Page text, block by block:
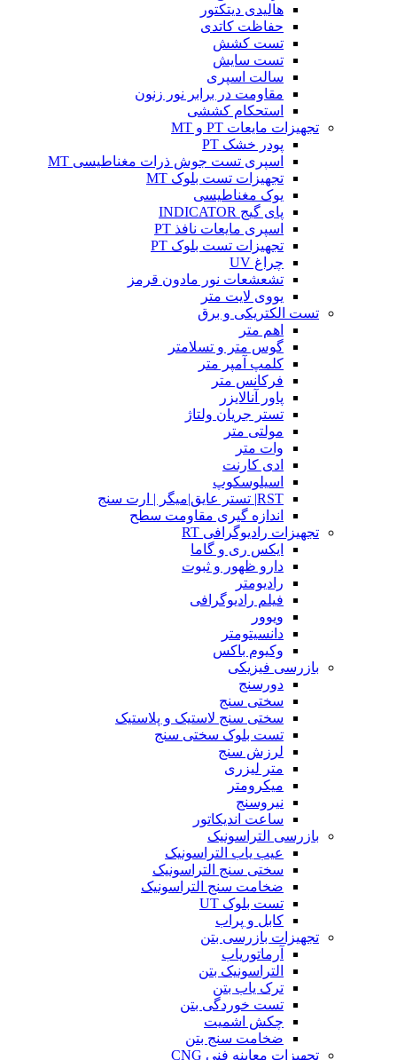
هالیدی دیتکتور
حفاظت کاتدی
تست کشش
تست سایش
سالت اسپری
مقاومت در برابر نور زنون
استحکام کششی
تجهیزات مایعات PT و MT
پودر خشک PT
اسپری تست جوش ذرات مغناطیسی MT
تجهیزات تست بلوک MT
یوک مغناطیسی
پای گیج INDICATOR
اسپری مایعات نافذ PT
تجهیزات تست بلوک PT
چراغ UV
تشعشعات نور مادون قرمز
یووی لایت متر
تست الکتریکی و برق
اهم متر
گوس متر و تسلامتر
کلمپ آمپر متر
فرکانس متر
پاور آنالایزر
تستر جریان ولتاژ
مولتی متر
وات متر
ادی کارنت
اسیلوسکوپ
RST| تستر عایق|میگر | ارت سنج
اندازه گیری مقاومت سطح
تجهیزات رادیوگرافی RT
ایکس ری و گاما
دارو ظهور و ثبوت
رادیومتر
فیلم رادیوگرافی
ویوور
دانسیتومتر
وکیوم باکس
بازرسی فیزیکی
دورسنج
سختی سنج
سختی سنج لاستیک و پلاستیک
تست بلوک سختی سنج
لرزش سنج
متر لیزری
میکرومتر
نیروسنج
ساعت اندیکاتور
بازرسی التراسونیک
عیب یاب التراسونیک
سختی سنج التراسونیک
ضخامت سنج التراسونیک
تست بلوک UT
کابل و پراب
تجهیزات بازرسی بتن
آرماتوریاب
التراسونیک بتن
ترک یاب بتن
تست خوردگی بتن
چکش اشمیت
ضخامت سنج بتن
تجهیزات معاینه فنی CNG